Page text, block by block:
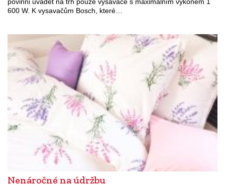
povinni uvádět na trh pouze vysavače s maximálním výkonem 1
600 W. K vysavačům Bosch, které…
Nenáročné na údržbu